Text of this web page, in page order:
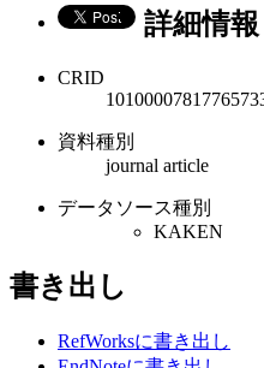
詳細情報
CRID
資料種別
journal article
データソース種別
KAKEN
書き出し
RefWorksに書き出し